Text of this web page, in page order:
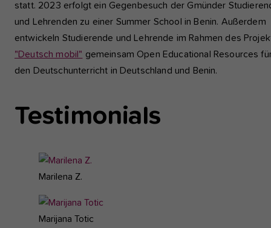
statt. 2023 erfolgt ein Gegenbesuch der Gmünder
und Lehrenden zu einer Summer School in Benin. Außerdem
entwickeln Studierende und Lehrende im Rahmen des
"Deutsch mobil" gemeinsam Open Educational Resources
den Deutschunterricht in Deutschland und Benin.
Testimonials
Marilena Z.
Marijana Totic